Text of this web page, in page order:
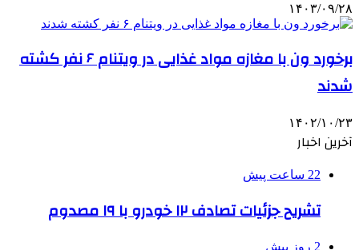
۱۴۰۳/۰۹/۲۸
برخورد ون با مغازه مواد غذایی در ویتنام ۶ نفر کشته
شدند
۱۴۰۲/۱۰/۲۳
آخرین اخبار
22 ساعت پیش
تشریح جزئیات تصادف ۱۲ خودرو با ۱۹ مصدوم
2 روز پیش